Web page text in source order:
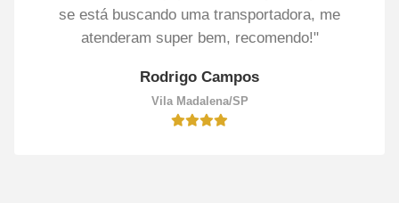
se está buscando uma transportadora, me
atenderam super bem, recomendo!"
Rodrigo Campos
Vila Madalena/SP